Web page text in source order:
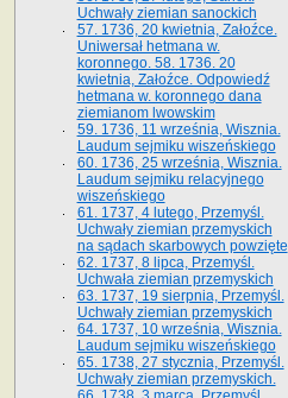
Uchwały ziemian sanockich
57. 1736, 20 kwietnia, Załoźce.
Uniwersał hetmana w.
koronnego. 58. 1736. 20
kwietnia, Załoźce. Odpowiedź
hetmana w. koronnego dana
ziemianom lwowskim
59. 1736, 11 września, Wisznia.
Laudum sejmiku wiszeńskiego
60. 1736, 25 września, Wisznia.
Laudum sejmiku relacyjnego
wiszeńskiego
61. 1737, 4 lutego, Przemyśl.
Uchwały ziemian przemyskich
na sądach skarbowych powzięte
62. 1737, 8 lipca, Przemyśl.
Uchwała ziemian przemyskich
63. 1737, 19 sierpnia, Przemyśl.
Uchwały ziemian przemyskich
64. 1737, 10 września, Wisznia.
Laudum sejmiku wiszeńskiego
65. 1738, 27 stycznia, Przemyśl.
Uchwały ziemian przemyskich­­.